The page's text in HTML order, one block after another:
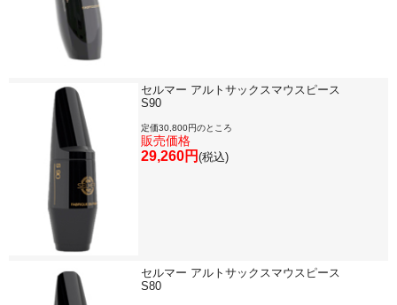
セルマー アルトサックスマウスピース
S90
定価30,800円のところ
販売価格
29,260円 (税込)
セルマー アルトサックスマウスピース
S80